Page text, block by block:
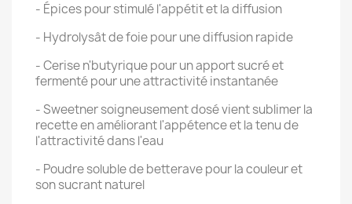
- Épices pour stimulé l'appétit et la diffusion
- Hydrolysât de foie pour une diffusion rapide
- Cerise n'butyrique pour un apport sucré et
fermenté pour une attractivité instantanée
- Sweetner soigneusement dosé vient sublimer la
recette en améliorant l'appétence et la tenu de
l'attractivité dans l'eau
- Poudre soluble de betterave pour la couleur et
son sucrant naturel